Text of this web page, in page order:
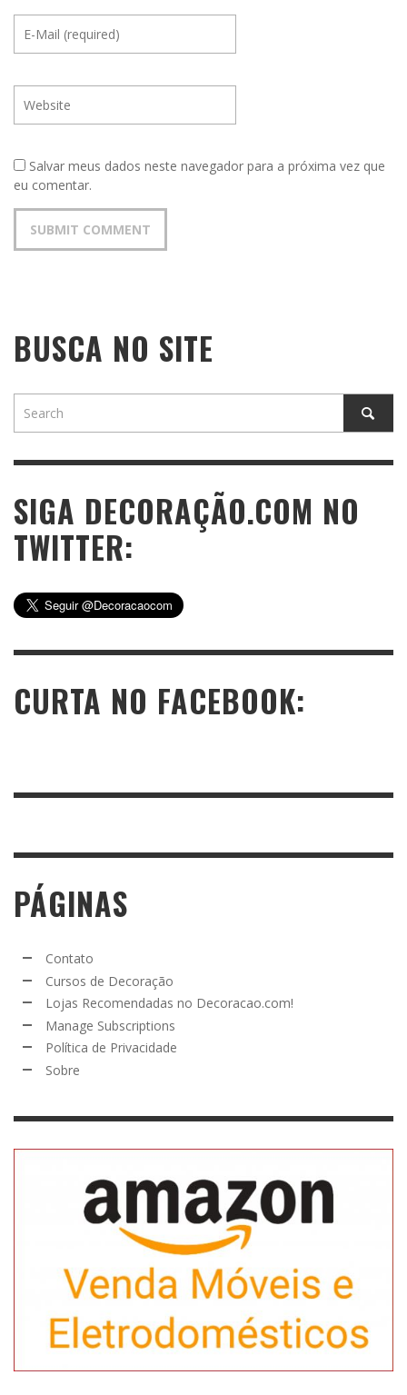
Salvar meus dados neste navegador para a próxima vez que
eu comentar.
BUSCA NO SITE
SIGA DECORAÇÃO.COM NO
TWITTER:
CURTA NO FACEBOOK:
PÁGINAS
Contato
Cursos de Decoração
Lojas Recomendadas no Decoracao.com!
Manage Subscriptions
Política de Privacidade
Sobre